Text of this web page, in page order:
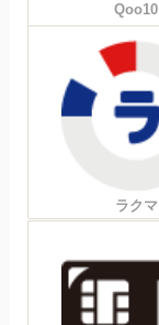
Qoo10
ラクマ